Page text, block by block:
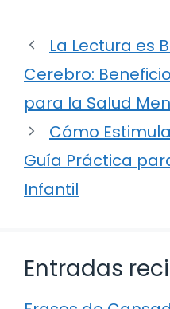
La Lectura es
Cerebro:
para la Salud
Cómo
Guía Práctica
Infantil
Entradas